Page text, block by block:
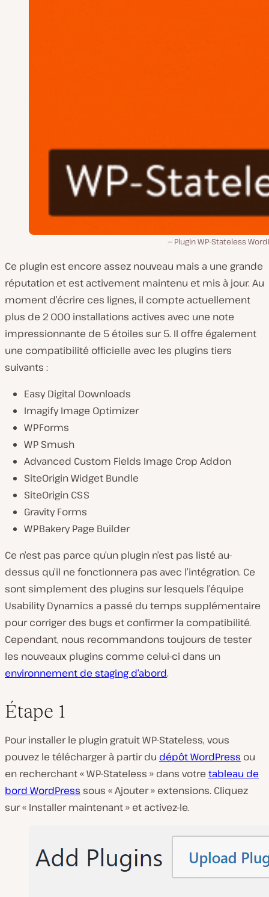
Plugin WP-Stateless
Ce plugin est encore assez nouveau mais a une grande
réputation et est activement maintenu et mis à jour. Au
moment d’écrire ces lignes, il compte actuellement
plus de 2 000 installations actives avec une note
impressionnante de 5 étoiles sur 5. Il offre également
une compatibilité officielle avec les plugins tiers
suivants :
Easy Digital Downloads
Imagify Image Optimizer
WPForms
WP Smush
Advanced Custom Fields Image Crop Addon
SiteOrigin Widget Bundle
SiteOrigin CSS
Gravity Forms
WPBakery Page Builder
Ce n’est pas parce qu’un plugin n’est pas listé au-
dessus qu’il ne fonctionnera pas avec l’intégration. Ce
sont simplement des plugins sur lesquels l’équipe
Usability Dynamics a passé du temps supplémentaire
pour corriger des bugs et confirmer la compatibilité.
Cependant, nous recommandons toujours de tester
les nouveaux plugins comme celui-ci dans un
environnement de staging d’abord.
Étape 1
Pour installer le plugin gratuit WP-Stateless, vous
pouvez le télécharger à partir du dépôt WordPress ou
en recherchant « WP-Stateless » dans votre tableau de
bord WordPress sous « Ajouter » extensions. Cliquez
sur « Installer maintenant » et activez-le.